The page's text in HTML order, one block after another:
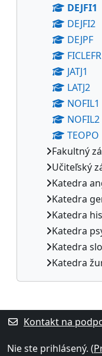
DEJFI1
DEJFI2
DEJPF
FICLEFR
JATJ1
LATJ2
NOFIL1
NOFIL2
TEOPO
Fakultný
Učiteľský
Katedra
Katedra
Katedra
Katedra
Katedra
Katedra
Dodatočné
Kontakt na
Nie ste prihlásený. (